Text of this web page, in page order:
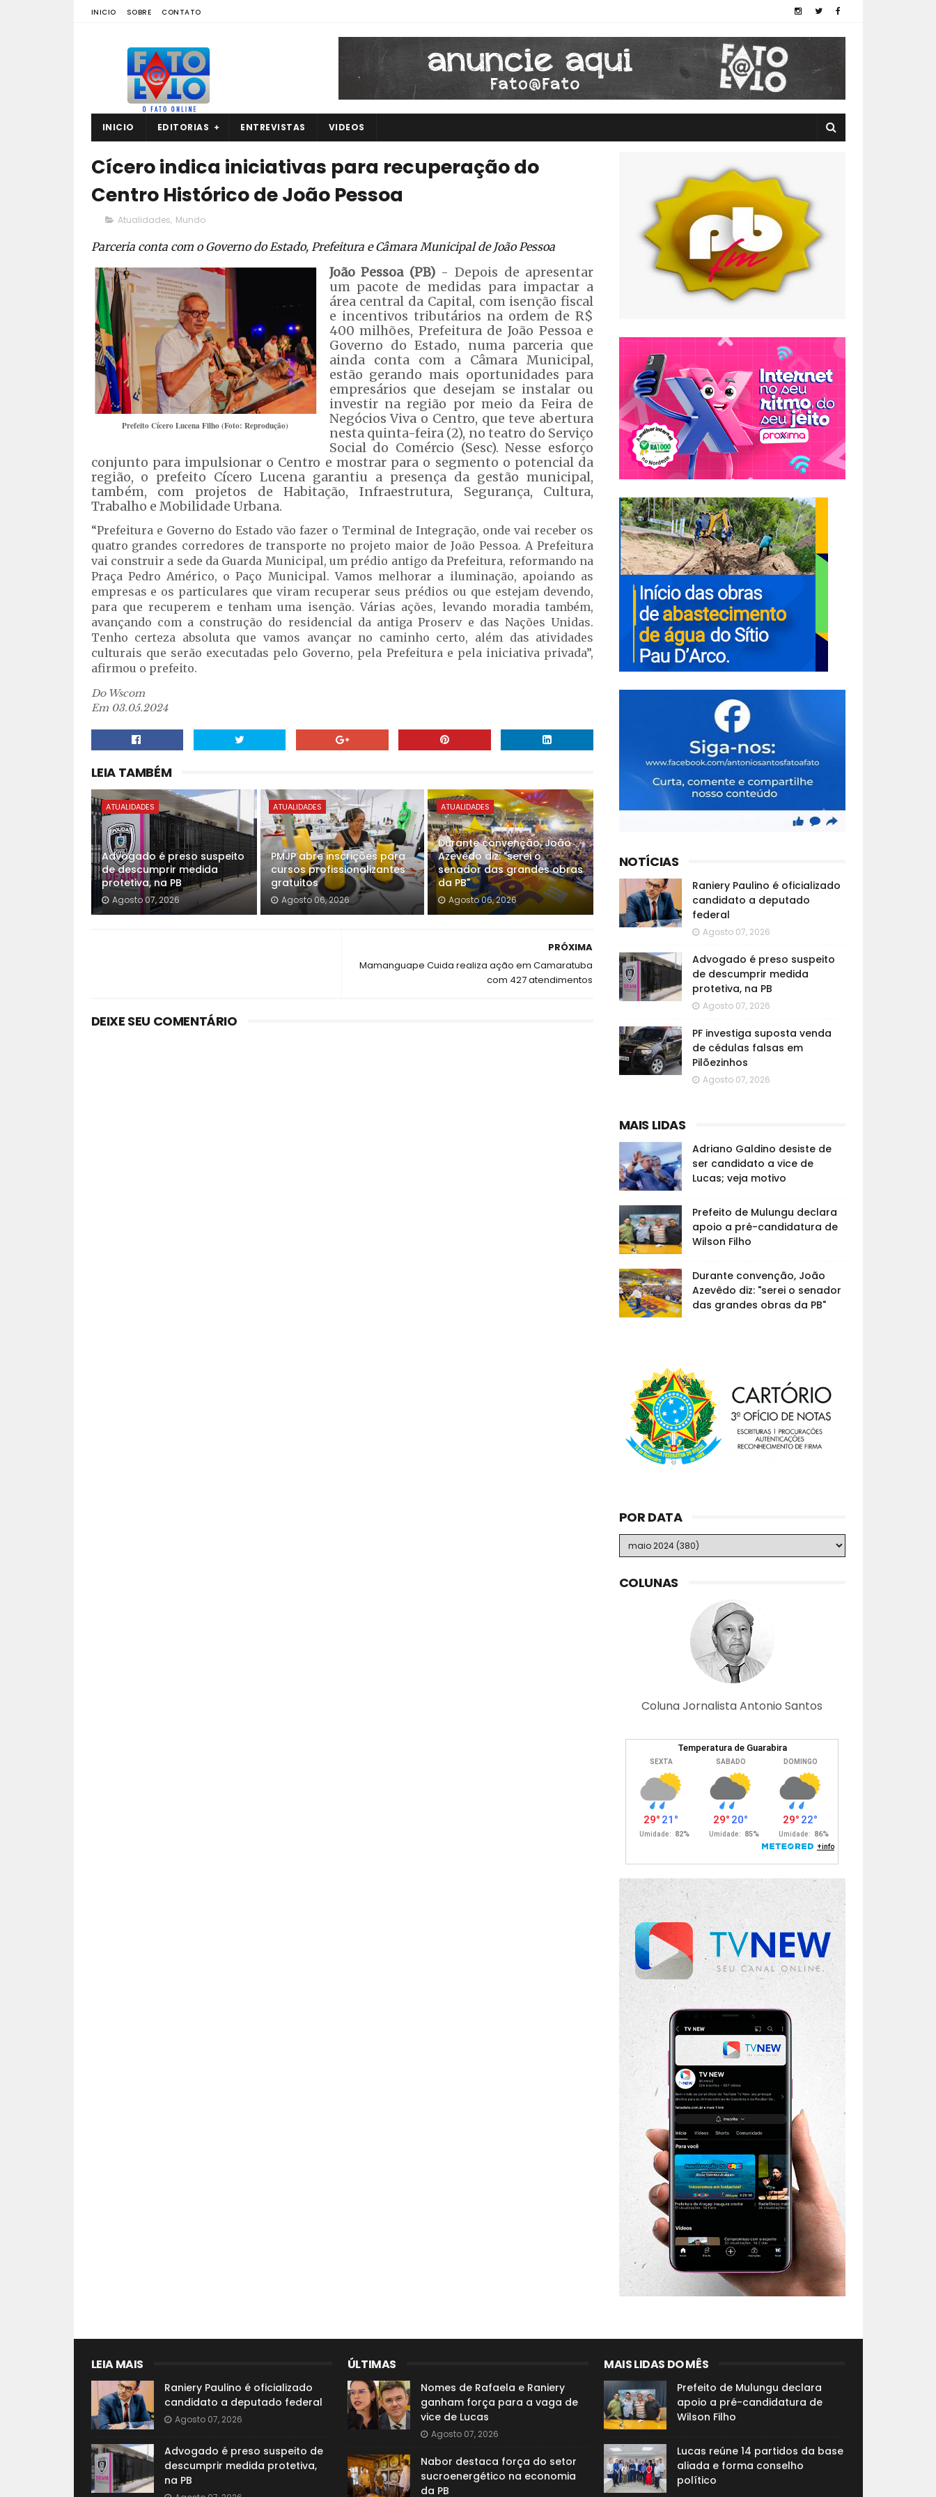
INICIO SOBRE CONTATO
INICIO EDITORIAS ENTREVISTAS VIDEOS
Cícero indica iniciativas para recuperação do
Centro Histórico de João Pessoa
Atualidades, Mundo
Parceria conta com o Governo do Estado, Prefeitura e Câmara Municipal de João Pessoa
Prefeito Cícero Lucena Filho (Foto: Reprodução)
João Pessoa (PB)- Depois de apresentar
um pacote de medidas para impactar a
área central da Capital, com isenção fiscal
e incentivos tributários na ordem de R$
400 milhões, Prefeitura de João Pessoa e
Governo do Estado, numa parceria que
ainda conta com a Câmara Municipal,
estão gerando mais oportunidades para
empresários que desejam se instalar ou
investir na região por meio da Feira de
Negócios Viva o Centro, que teve abertura
nesta quinta-feira (2), no teatro do Serviço
Social do Comércio (Sesc). Nesse esforço
conjunto para impulsionar o Centro e mostrar para o segmento o potencial da
região, o prefeito Cícero Lucena garantiu a presença da gestão municipal,
também, com projetos de Habitação, Infraestrutura, Segurança, Cultura,
Trabalho e Mobilidade Urbana.
“Prefeitura e Governo do Estado vão fazer o Terminal de Integração, onde vai receber os
quatro grandes corredores de transporte no projeto maior de João Pessoa. A Prefeitura
vai construir a sede da Guarda Municipal, um prédio antigo da Prefeitura, reformando na
Praça Pedro Américo, o Paço Municipal. Vamos melhorar a iluminação, apoiando as
empresas e os particulares que viram recuperar seus prédios ou que estejam devendo,
para que recuperem e tenham uma isenção. Várias ações, levando moradia também,
avançando com a construção do residencial da antiga Proserv e das Nações Unidas.
Tenho certeza absoluta que vamos avançar no caminho certo, além das atividades
culturais que serão executadas pelo Governo, pela Prefeitura e pela iniciativa privada”,
afirmou o prefeito.
Do Wscom
Em 03.05.2024
LEIA TAMBÉM
ATUALIDADES
Advogado é preso suspeito
de descumprir medida
protetiva, na PB
Agosto 07, 2026
ATUALIDADES
PMJP abre inscrições para
cursos profissionalizantes
gratuitos
Agosto 06, 2026
ATUALIDADES
Durante convenção, João
Azevêdo diz: "serei o
senador das grandes obras
da PB"
Agosto 06, 2026
PRÓXIMA
Mamanguape Cuida realiza ação em Camaratuba
com 427 atendimentos
DEIXE SEU COMENTÁRIO
NOTÍCIAS
Raniery Paulino é oficializado
candidato a deputado
federal
Agosto 07, 2026
Advogado é preso suspeito
de descumprir medida
protetiva, na PB
Agosto 07, 2026
PF investiga suposta venda
de cédulas falsas em
Pilõezinhos
Agosto 07, 2026
MAIS LIDAS
Adriano Galdino desiste de
ser candidato a vice de
Lucas; veja motivo
Prefeito de Mulungu declara
apoio a pré-candidatura de
Wilson Filho
Durante convenção, João
Azevêdo diz: "serei o senador
das grandes obras da PB"
POR DATA
COLUNAS
Coluna Jornalista Antonio Santos
LEIA MAIS
Raniery Paulino é oficializado
candidato a deputado federal
Agosto 07, 2026
Advogado é preso suspeito de
descumprir medida protetiva,
na PB
ÚLTIMAS
Nomes de Rafaela e Raniery
ganham força para a vaga de
vice de Lucas
Agosto 07, 2026
Nabor destaca força do setor
sucroenergético na economia
da PB
MAIS LIDAS DO MÊS
Prefeito de Mulungu declara
apoio a pré-candidatura de
Wilson Filho
Lucas reúne 14 partidos da base
aliada e forma conselho
político